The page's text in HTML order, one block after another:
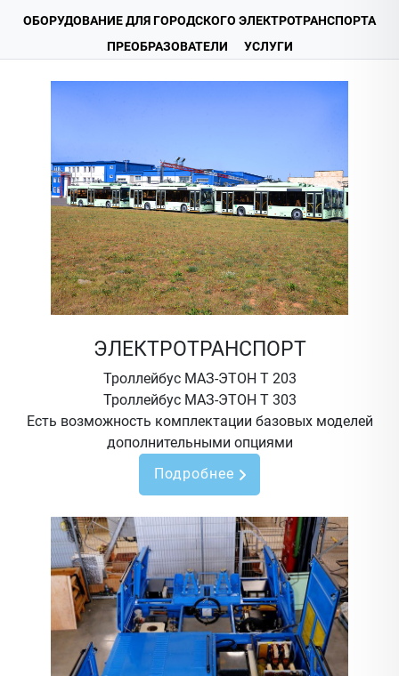
ОБОРУДОВАНИЕ ДЛЯ ГОРОДСКОГО ЭЛЕКТРОТРАНСПОРТА
ПРЕОБРАЗОВАТЕЛИ
УСЛУГИ
ЭЛЕКТРОТРАНСПОРТ
Троллейбус МАЗ-ЭТОН Т 203
Троллейбус МАЗ-ЭТОН Т 303
Есть возможность комплектации базовых моделей
дополнительными опциями
Подробнее